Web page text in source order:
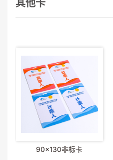
其他卡
90x130非标卡